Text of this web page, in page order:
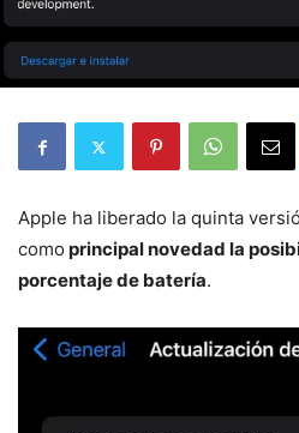
Apple ha liberado la quinta
como principal novedad la
porcentaje de batería.